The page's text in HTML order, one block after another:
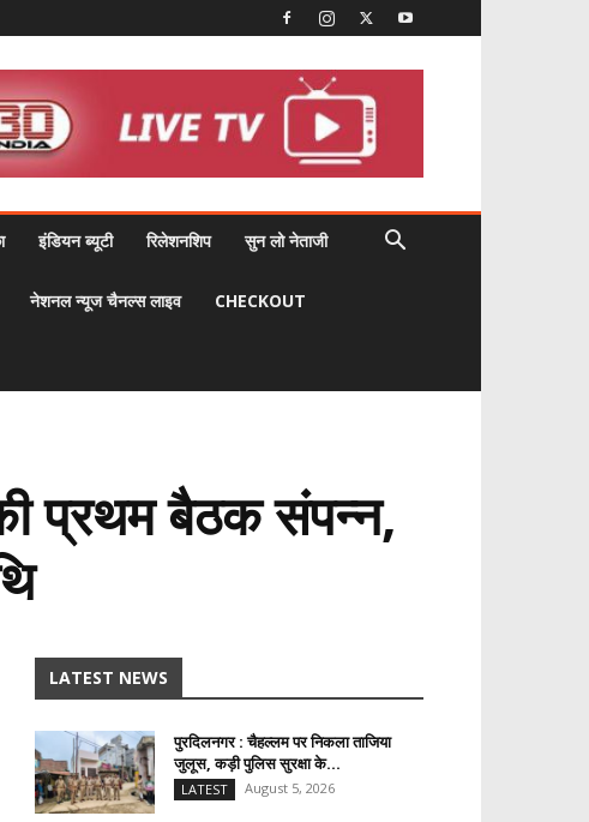
इंडियन ब्यूटी रिलेशनशिप सुन लो नेताजी
नेशनल न्यूज चैनल्स लाइव CHECKOUT
प्रथम बैठक संपन्न,
LATEST NEWS
पुरदिलनगर : चैहल्लम पर निकला ताजिया
जुलूस, कड़ी पुलिस सुरक्षा के...
LATEST August 5, 2026